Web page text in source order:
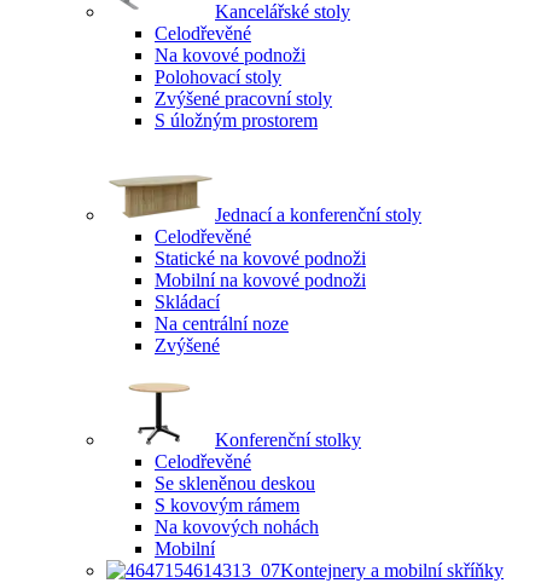
Kancelářské stoly
Celodřevěné
Na kovové podnoži
Polohovací stoly
Zvýšené pracovní stoly
S úložným prostorem
Jednací a konferenční stoly
Celodřevěné
Statické na kovové podnoži
Mobilní na kovové podnoži
Skládací
Na centrální noze
Zvýšené
Konferenční stolky
Celodřevěné
Se skleněnou deskou
S kovovým rámem
Na kovových nohách
Mobilní
Kontejnery a mobilní skříňky